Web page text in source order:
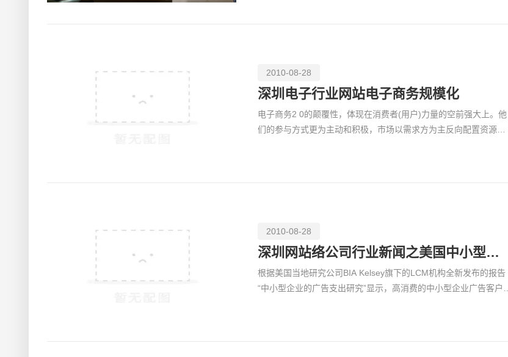
2010-08-28
深圳电子行业网站电子商务规模化
电子商务2 0的颠覆性，体现在消费者(用户)力量的空前强大上。他
们的参与方式更为主动和积极，市场以需求方为主反向配置资源。
2010-08-28
深圳网站络公司行业新闻之美国中小型企业广告支出水平处于较高层次
根据美国当地研究公司BIA Kelsey旗下的LCM机构全新发布的报告
“中小型企业的广告支出研究”显示，高消费的中小型企业广告客户平